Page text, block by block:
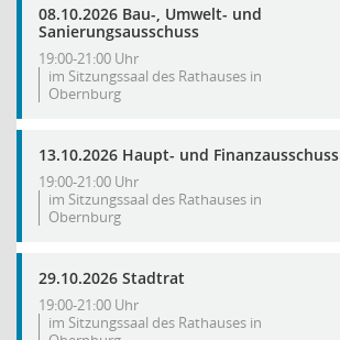
08.10.2026 Bau-, Umwelt- und
Sanierungsausschuss
19:00-21:00 Uhr
im Sitzungssaal des Rathauses in
Obernburg
13.10.2026 Haupt- und Finanzausschuss
19:00-21:00 Uhr
im Sitzungssaal des Rathauses in
Obernburg
29.10.2026 Stadtrat
19:00-21:00 Uhr
im Sitzungssaal des Rathauses in